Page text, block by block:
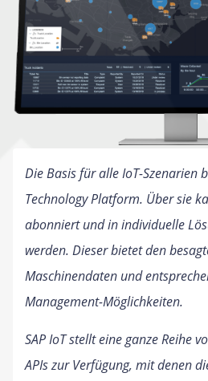
Die Basis für alle IoT-Szenarien
Technology Platform. Über sie
abonniert und in individuelle
werden. Dieser bietet den
Maschinendaten und
Management-Möglichkeiten.
SAP IoT stellt eine ganze Reihe
APIs zur Verfügung, mit denen